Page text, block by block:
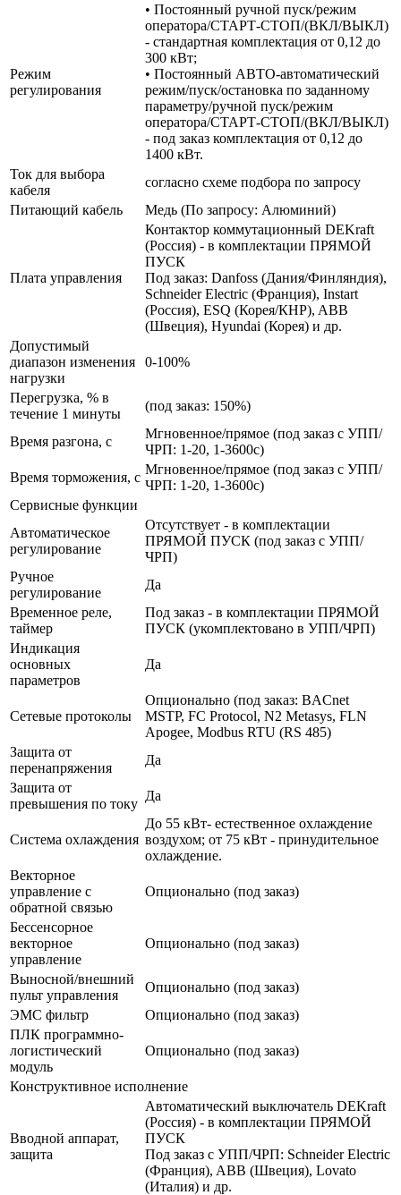
Режим
регулирования
• Постоянный ручной пуск/режим
оператора/СТАРТ-СТОП/(ВКЛ/ВЫКЛ)
- стандартная комплектация от 0,12 до
300 кВт;
• Постоянный АВТО-автоматический
режим/пуск/остановка по заданному
параметру/ручной пуск/режим
оператора/СТАРТ-СТОП/(ВКЛ/ВЫКЛ)
- под заказ комплектация от 0,12 до
1400 кВт.
Ток для выбора
кабеля
согласно схеме подбора по запросу
Питающий кабель
Медь (По запросу: Алюминий)
Плата управления
Контактор коммутационный DEKraft
(Россия) - в комплектации ПРЯМОЙ
ПУСК
Под заказ: Danfoss (Дания/Финляндия),
Schneider Electric (Франция), Instart
(Россия), ESQ (Корея/КНР), ABB
(Швеция), Hyundai (Корея) и др.
Допустимый
диапазон изменения
нагрузки
0-100%
Перегрузка, % в
течение 1 минуты
(под заказ: 150%)
Время разгона, с
Мгновенное/прямое (под заказ с УПП/
ЧРП: 1-20, 1-3600с)
Время торможения, с
Мгновенное/прямое (под заказ с УПП/
ЧРП: 1-20, 1-3600с)
Сервисные функции
Автоматическое
регулирование
Отсутствует - в комплектации
ПРЯМОЙ ПУСК (под заказ с УПП/
ЧРП)
Ручное
регулирование
Да
Временное реле,
таймер
Под заказ - в комплектации ПРЯМОЙ
ПУСК (укомплектовано в УПП/ЧРП)
Индикация
основных
параметров
Да
Сетевые протоколы
Опционально (под заказ: BACnet
MSTP, FC Protocol, N2 Metasys, FLN
Apogee, Modbus RTU (RS 485)
Защита от
перенапряжения
Да
Защита от
превышения по току
Да
Система охлаждения
До 55 кВт- естественное охлаждение
воздухом; от 75 кВт - принудительное
охлаждение.
Векторное
управление с
обратной связью
Опционально (под заказ)
Бессенсорное
векторное
управление
Опционально (под заказ)
Выносной/внешний
пульт управления
Опционально (под заказ)
ЭМС фильтр
Опционально (под заказ)
ПЛК программно-
логистический
модуль
Опционально (под заказ)
Конструктивное исполнение
Вводной аппарат,
защита
Автоматический выключатель DEKraft
(Россия) - в комплектации ПРЯМОЙ
ПУСК
Под заказ с УПП/ЧРП: Schneider Electric
(Франция), ABB (Швеция), Lovato
(Италия) и др.